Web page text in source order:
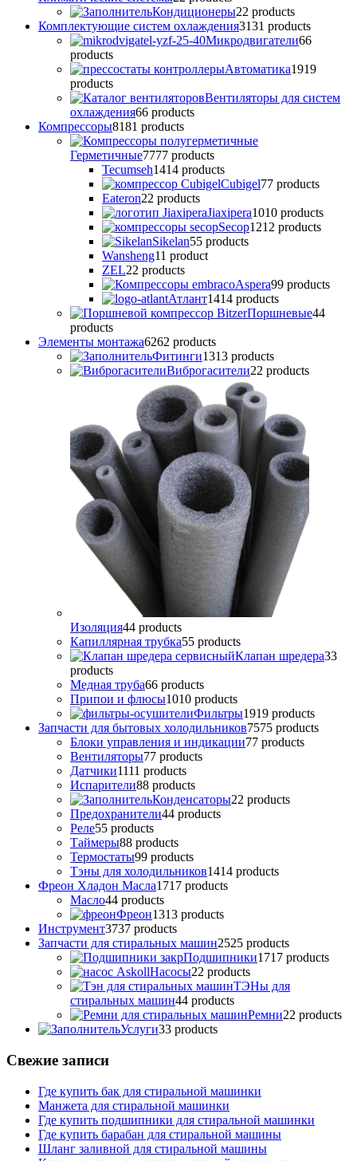
Кондиционеры22 products
Комплектующие систем охлаждения3131 products
Микродвигатели66
products
Автоматика1919
products
Вентиляторы для систем
охлаждения66 products
Компрессоры8181 products
Герметичные7777 products
Tecumseh1414 products
Cubigel77 products
Eateron22 products
Jiaxipera1010 products
Secop1212 products
Sikelan55 products
Wansheng11 product
ZEL22 products
Аspera99 products
Атлант1414 products
Поршневые44
products
Элементы монтажа6262 products
Фитинги1313 products
Виброгасители22 products
Изоляция44 products
Капиллярная трубка55 products
Клапан шредера33
products
Медная труба66 products
Припои и флюсы1010 products
Фильтры1919 products
Запчасти для бытовых холодильников7575 products
Блоки управления и индикации77 products
Вентиляторы77 products
Датчики1111 products
Испарители88 products
Конденсаторы22 products
Предохранители44 products
Реле55 products
Таймеры88 products
Термостаты99 products
Тэны для холодильников1414 products
Фреон Хладон Масла1717 products
Масло44 products
Фреон1313 products
Инструмент3737 products
Запчасти для стиральных машин2525 products
Подшипники1717 products
Насосы22 products
ТЭНы для
стиральных машин44 products
Ремни22 products
Услуги33 products
Свежие записи
Где купить бак для стиральной машинки
Манжета для стиральной машинки
Где купить подшипники для стиральной машинки
Где купить барабан для стиральной машины
Шланг заливной для стиральной машины